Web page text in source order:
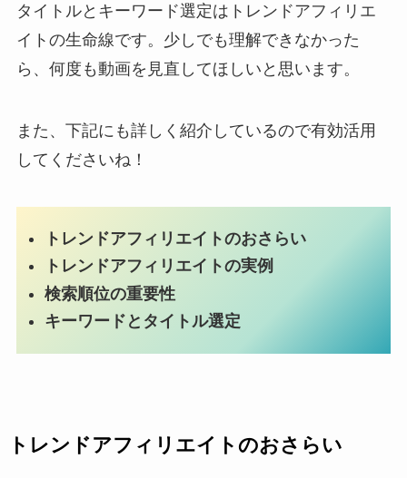
タイトルとキーワード選定はトレンドアフィリエ
イトの生命線です。少しでも理解できなかった
ら、何度も動画を見直してほしいと思います。
また、下記にも詳しく紹介しているので有効活用
してくださいね！
トレンドアフィリエイトのおさらい
トレンドアフィリエイトの実例
検索順位の重要性
キーワードとタイトル選定
トレンドアフィリエイトのおさらい